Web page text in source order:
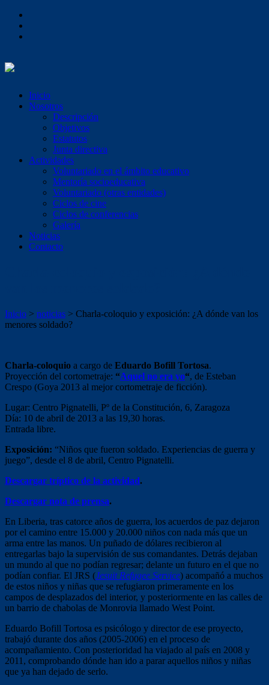
Inicio
Nosotros
Descripción
Objetivos
Estatutos
Junta directiva
Actividades
Voluntariado en el ámbito educativo
Mentoría socioeducativa
Voluntariado (otras entidades)
Ciclos de cine
Ciclos de conferencias
Galería
Noticias
Contacto
Inicio > noticias > Charla-coloquio y exposición: ¿A dónde van los
menores soldado?
Charla-coloquio a cargo de Eduardo Bofill Tortosa.
Proyección del cortometraje: “Aquel no era yo“, de Esteban
Crespo (Goya 2013 al mejor cortometraje de ficción).
Lugar: Centro Pignatelli, Pº de la Constitución, 6, Zaragoza
Día: 10 de abril de 2013 a las 19,30 horas.
Entrada libre.
Exposición: “Niños que fueron soldado. Experiencias de guerra y
juego”, desde el 8 de abril, Centro Pignatelli.
Descargar tríptico de la actividad.
Descargar nota de prensa.
En Liberia, tras catorce años de guerra, los acuerdos de paz dejaron
por el camino entre 15.000 y 20.000 niños con nada más que un
arma entre las manos. Un puñado de dólares recibieron al
entregarlas bajo la supervisión de sus comandantes. Detrás dejaban
un mundo al que no podían regresar; delante un futuro en el que no
podían confiar. El JRS (Jesuit Refugee Service) acompañó a muchos
de estos niños y niñas que se refugiaron primeramente en los
campos de desplazados del interior, y posteriormente en las calles de
un barrio de chabolas de Monrovia llamado West Point.
Eduardo Bofill Tortosa es psicólogo y director de ese proyecto,
trabajó durante dos años (2005-2006) en el proceso de
acompañamiento. Con posterioridad ha viajado al país en 2008 y
2011, comprobando dónde han ido a parar aquellos niños y niñas
que ya han dejado de serlo.